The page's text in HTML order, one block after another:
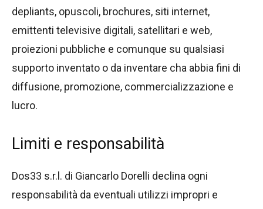
depliants, opuscoli, brochures, siti internet,
emittenti televisive digitali, satellitari e web,
proiezioni pubbliche e comunque su qualsiasi
supporto inventato o da inventare cha abbia fini di
diffusione, promozione, commercializzazione e
lucro.
Limiti e responsabilità
Dos33 s.r.l. di Giancarlo Dorelli declina ogni
responsabilità da eventuali utilizzi impropri e